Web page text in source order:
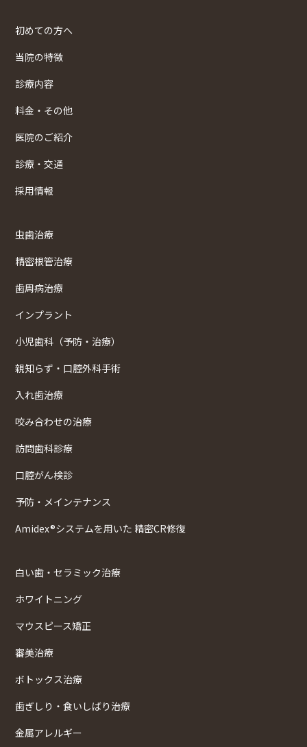
初めての方へ
当院の特徴
診療内容
料金・その他
医院のご紹介
診療・交通
採用情報
虫歯治療
精密根管治療
歯周病治療
インプラント
小児歯科（予防・治療）
親知らず・口腔外科手術
入れ歯治療
咬み合わせの治療
訪問歯科診療
口腔がん検診
予防・メインテナンス
Amidex®システムを用いた 精密CR修復
白い歯・セラミック治療
ホワイトニング
マウスピース矯正
審美治療
ボトックス治療
歯ぎしり・食いしばり治療
金属アレルギー